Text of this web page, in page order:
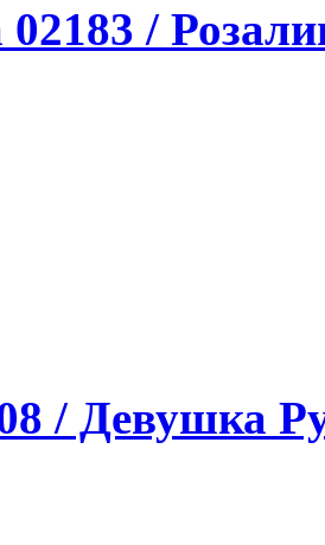
/
/ Девушка